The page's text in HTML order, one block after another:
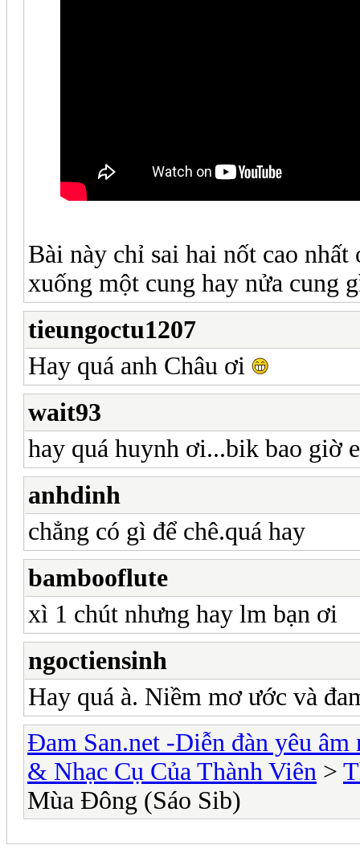
Bài này chỉ sai hai nốt cao
xuống một cung hay nửa cung
tieungoctu1207
Hay quá anh Châu ơi
wait93
hay quá huynh ơi...bik bao giờ
anhdinh
chẳng có gì để chê.quá hay
bambooflute
xì 1 chút nhưng hay lm bạn ơi
ngoctiensinh
Hay quá à. Niềm mơ ước và
Đam San.net -Diễn đàn yêu âm
& Nhạc Cụ Của Thành Viên >
Mùa Đông (Sáo Sib)